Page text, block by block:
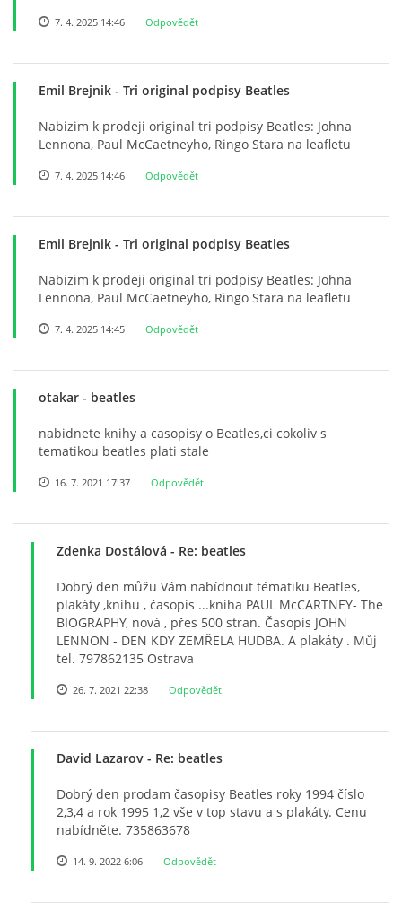
OBLEČENÍ
PODPISY
AUTOMOBILY
DISKOGRAFIE - SINGLY VÁNOČNÍ
DISKOGRAFIE - SINGLY DALŠÍ
DISKOGRAFIE - EP III
DISKOGRAFIE - ALBA ŘADOVÁ
DISKOGRAFIE - ALBA JINÁ
DISKOGRAFIE - ALBA RARITY
DISKOGRAFIE - ALBA RARITY II
DISKOGRAFIE - BOOTLEGY I
DISKOGRAFIE - BOOTLEGY II
DISKOGRAFIE - BOOTLEGY III
7. 4. 2025 14:46 Odpovědět
Emil Brejnik - Tri original podpisy Beatles
Nabizim k prodeji original tri podpisy Beatles: Johna
Lennona, Paul McCaetneyho, Ringo Stara na leafletu
7. 4. 2025 14:46 Odpovědět
Emil Brejnik - Tri original podpisy Beatles
Nabizim k prodeji original tri podpisy Beatles: Johna
Lennona, Paul McCaetneyho, Ringo Stara na leafletu
7. 4. 2025 14:45 Odpovědět
otakar - beatles
nabidnete knihy a casopisy o Beatles,ci cokoliv s
tematikou beatles plati stale
16. 7. 2021 17:37 Odpovědět
Zdenka Dostálová - Re: beatles
Dobrý den můžu Vám nabídnout tématiku Beatles,
plakáty ,knihu , časopis ...kniha PAUL McCARTNEY- The
BIOGRAPHY, nová , přes 500 stran. Časopis JOHN
LENNON - DEN KDY ZEMŘELA HUDBA. A plakáty . Můj
tel. 797862135 Ostrava
26. 7. 2021 22:38 Odpovědět
David Lazarov - Re: beatles
Dobrý den prodam časopisy Beatles roky 1994 číslo
2,3,4 a rok 1995 1,2 vše v top stavu a s plakáty. Cenu
nabídněte. 735863678
14. 9. 2022 6:06 Odpovědět